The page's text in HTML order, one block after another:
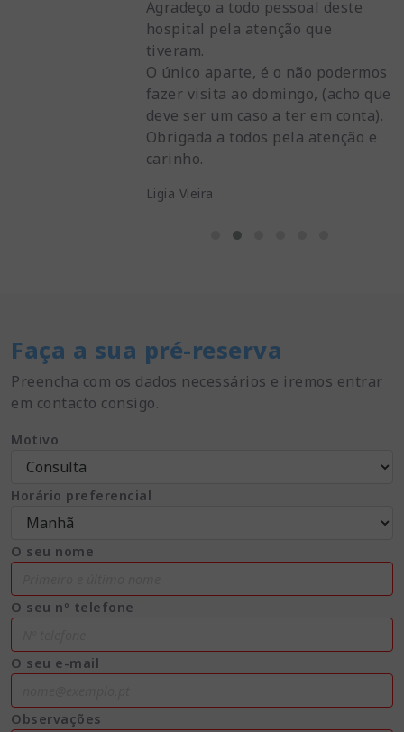
Agradeço a todo pessoal deste
hospital pela atenção que
tiveram.
O único aparte, é o não podermos
fazer visita ao domingo, (acho que
deve ser um caso a ter em conta).
Obrigada a todos pela atenção e
carinho.
Ligia Vieira
Faça a sua pré-reserva
Preencha com os dados necessários e iremos entrar
em contacto consigo.
Motivo
Horário preferencial
O seu nome
O seu nº telefone
O seu e-mail
Observações